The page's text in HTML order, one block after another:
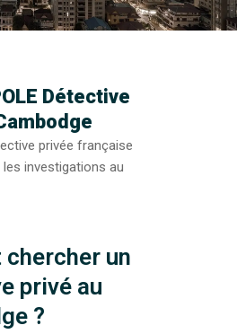
Détective
privée française
investigations au
chercher un
privé au
?